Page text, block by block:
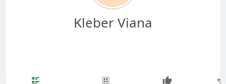
Kleber Viana